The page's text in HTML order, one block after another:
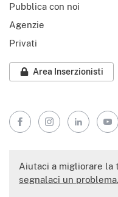
Pubblica con noi
Agenzie
Privati
Area Inserzionisti
FacebookInstagramLinkedIn
Aiutaci a migliorare la
segnalaci un problema.